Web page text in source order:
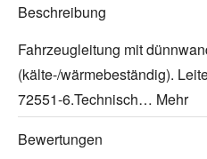
Beschreibung
Fahrzeugleitung mit
(kälte-/wärmebeständig).
72551-6.Technisch… Mehr
Bewertungen